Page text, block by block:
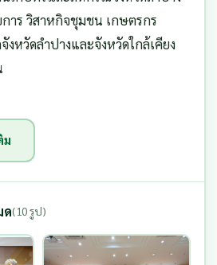
าร วิสาหกิจชุมชน เกษตรกร
หวัดลำปางและจังหวัดใกล้เคียง
ม
ด(10 รูป)